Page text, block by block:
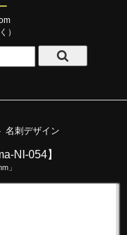
）
名刺デザイン
NI-054】
」